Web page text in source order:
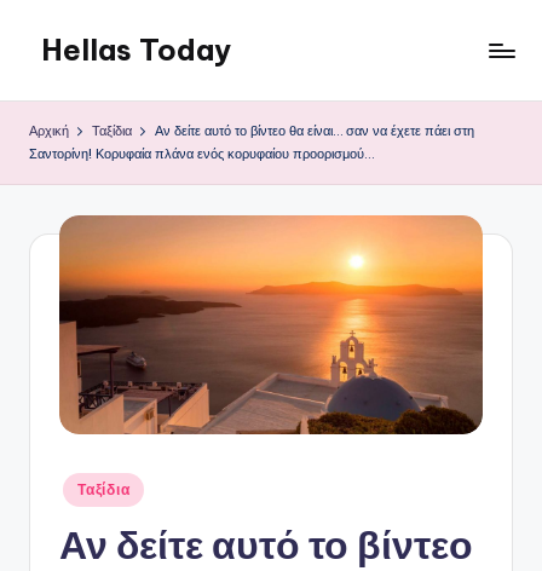
Μετάβαση
περιεχόμενο
Hellas Today
Αρχική Ταξίδια
Αν δείτε αυτό το βίντεο θα είναι… σαν να έχετε πάει στη
Σαντορίνη! Κορυφαία πλάνα ενός κορυφαίου προορισμού…
Αναρτήθηκε
σε
Ταξίδια
Αν δείτε αυτό το βίντεο